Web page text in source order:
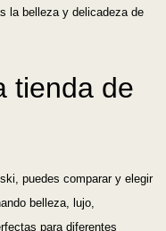
la belleza y delicadeza de
tienda de
puedes comparar y elegir
belleza, lujo,
para diferentes